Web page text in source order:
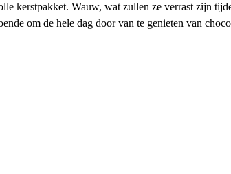
kerstpakket. Wauw, wat zullen ze verrast zijn
om de hele dag door van te genieten van